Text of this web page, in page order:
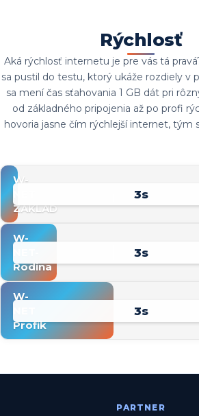
Rýchlosť
Aká rýchlosť internetu je pre vás tá
sa pustil do testu, ktorý ukáže rozdiely v
sa mení čas sťahovania 1 GB dát pri
od základného pripojenia až po profi
hovoria jasne čím rýchlejší internet, tým
W-
ZAKLAD
3s
W-
Rodina
4s
W-
Profik
4s
PARTNER